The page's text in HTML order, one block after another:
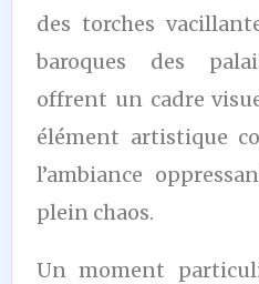
des torches
baroques des
offrent un cadre
élément artistique
l’ambiance
plein chaos.
Un moment